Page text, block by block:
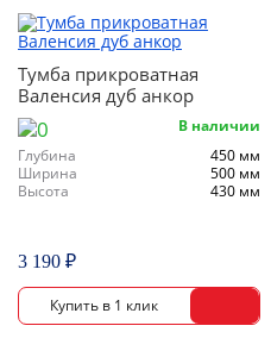
Тумба прикроватная
Валенсия дуб анкор
В наличии
Глубина
450 мм
Ширина
500 мм
Высота
430 мм
3 190 ₽